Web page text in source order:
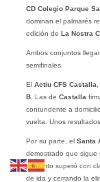
CD Colegio Parque
dominan el palmarés
edición de La Nostra
Ambos conjuntos
semifinales.
El Actiu CFS Castalla
B. Las de Castalla
contundente a
vuelta. Unos
Por su parte, el Santa
demostrado que sigue
conjunto superó con
de ida y cerrando la